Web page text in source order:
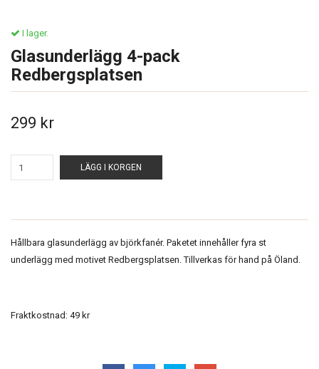
I lager.
Glasunderlägg 4-pack
Redbergsplatsen
299 kr
LÄGG I KORGEN
Hållbara glasunderlägg av björkfanér. Paketet innehåller fyra st
underlägg med motivet Redbergsplatsen. Tillverkas för hand på Öland.
Fraktkostnad: 49 kr